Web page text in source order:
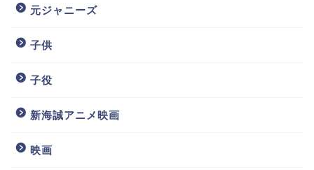
元ジャニーズ
子供
子役
新海誠アニメ映画
映画